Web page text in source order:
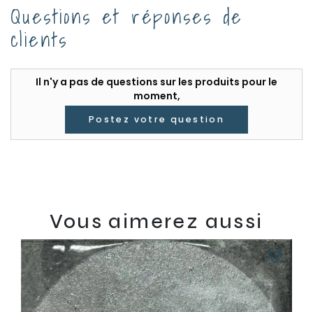
Questions et réponses de
clients
Il n'y a pas de questions sur les produits pour le
moment,
Postez votre question
Vous aimerez aussi
favorite_border